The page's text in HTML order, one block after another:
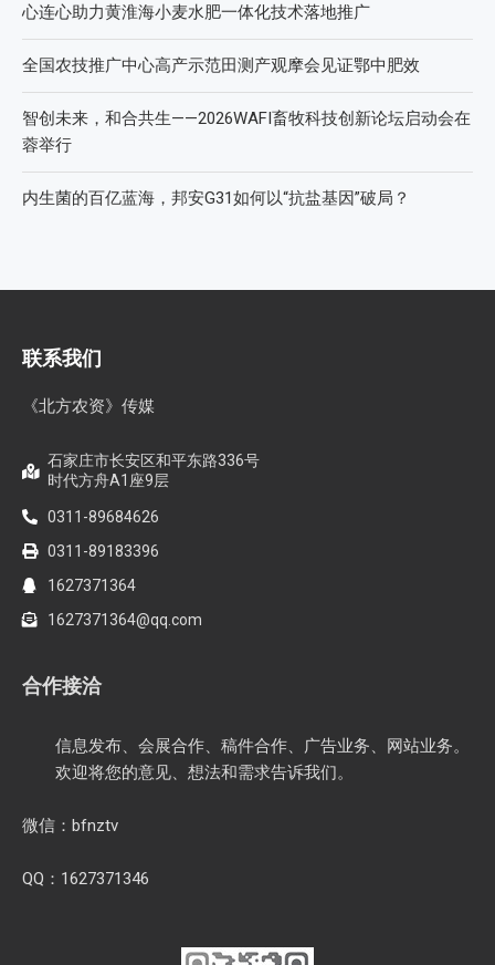
心连心助力黄淮海小麦水肥一体化技术落地推广
全国农技推广中心高产示范田测产观摩会见证鄂中肥效
智创未来，和合共生——2026WAFI畜牧科技创新论坛启动会在
蓉举行
内生菌的百亿蓝海，邦安G31如何以“抗盐基因”破局？
联系我们
《北方农资》传媒
石家庄市长安区和平东路336号
时代方舟A1座9层
0311-89684626
0311-89183396
1627371364
1627371364@qq.com
合作接洽
信息发布、会展合作、稿件合作、广告业务、网站业务。
欢迎将您的意见、想法和需求告诉我们。
微信：bfnztv
QQ：1627371346